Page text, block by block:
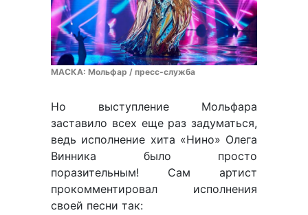
МАСКА: Мольфар / пресс-служба
Но выступление Мольфара
заставило всех еще раз задуматься,
ведь исполнение хита «Нино» Олега
Винника было просто
поразительным! Сам артист
прокомментировал исполнения
своей песни так: